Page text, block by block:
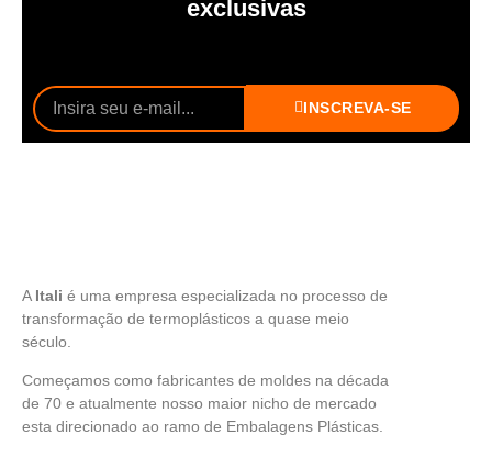
exclusivas
INSCREVA-SE
A Itali é uma empresa especializada no processo de
transformação de termoplásticos a quase meio
século.
Começamos como fabricantes de moldes na década
de 70 e atualmente nosso maior nicho de mercado
esta direcionado ao ramo de Embalagens Plásticas.